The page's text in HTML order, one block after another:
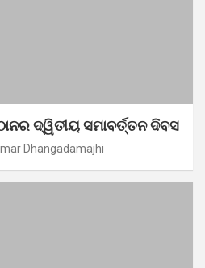
ଦ୍ୱିତୀୟ ସମାବର୍ତ୍ତନ ଦିବସ
Dhangadamajhi